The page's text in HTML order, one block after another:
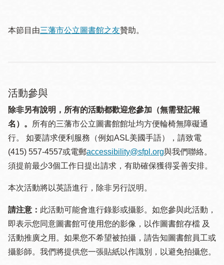
本節目由三藩市公立圖書館之友贊助。
活動參與
除非另有說明，所有的活動都歡迎您參加（無需登記報
名）。
所有的三藩市公立圖書館館址均方便輪椅無障礙通
行。 如要請求便利服務（例如ASL美國手語），請致電
(415) 557-4557或電郵accessibility@sfpl.org與我們聯絡。
須提 前最少3個工作日提出請求，有助確保獲得妥善安排。
本次活動將以英語進行，除非另行説明。
請注意： 此活動可能會進行錄影或攝影。如您參與此活動，
即表示您同意圖書館可使用您的影像，以作圖書館存檔 及
活動推廣之用。如果您不希望被拍攝，請告知圖書館員工或
攝影師。我們將提供您一張貼紙以作識別，以避免拍攝您。